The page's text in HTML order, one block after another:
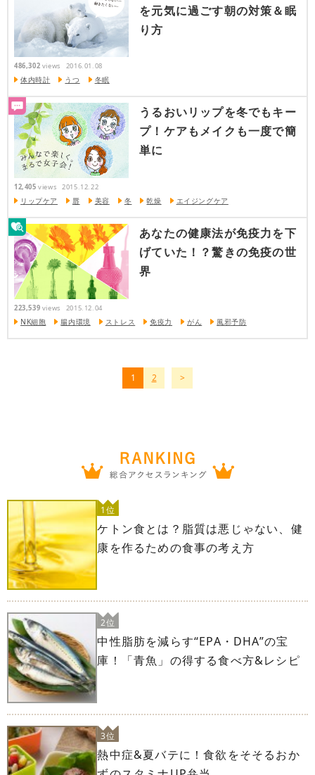
を元気に過ごす朝の対策＆眠
り方
486,302 views 2016.01.08
体内時計 うつ 冬眠
うるおいリップを冬でもキー
プ！ケアもメイクも一度で簡
単に
12,405 views 2015.12.22
リップケア 唇 美容 冬 乾燥 エイジングケア
あなたの健康法が免疫力を下
げていた！？驚きの免疫の世
界
223,539 views 2015.12.04
NK細胞 腸内環境 ストレス 免疫力 がん 風邪予防
1 2
1位
ケトン食とは？脂質は悪じゃない、健
康を作るための食事の考え方
2位
中性脂肪を減らす“EPA・DHA”の宝
庫！「青魚」の得する食べ方&レシピ
3位
熱中症&夏バテに！食欲をそそるおか